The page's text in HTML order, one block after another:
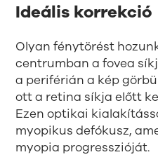
Ideális korrekció
Olyan fénytörést
centrumban a fovea
a periférián a kép
ott a retina síkja előtt
Ezen optikai
myopikus defókusz,
myopia progresszióját.